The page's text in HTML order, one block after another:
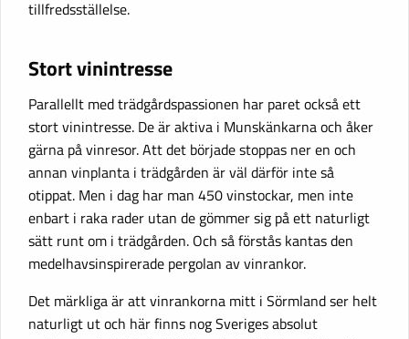
tillfredsställelse.
Stort vinintresse
Parallellt med trädgårdspassionen har paret också ett
stort vinintresse. De är aktiva i Munskänkarna och åker
gärna på vinresor. Att det började stoppas ner en och
annan vinplanta i trädgården är väl därför inte så
otippat. Men i dag har man 450 vinstockar, men inte
enbart i raka rader utan de gömmer sig på ett naturligt
sätt runt om i trädgården. Och så förstås kantas den
medelhavsinspirerade pergolan av vinrankor.
Det märkliga är att vinrankorna mitt i Sörmland ser helt
naturligt ut och här finns nog Sveriges absolut